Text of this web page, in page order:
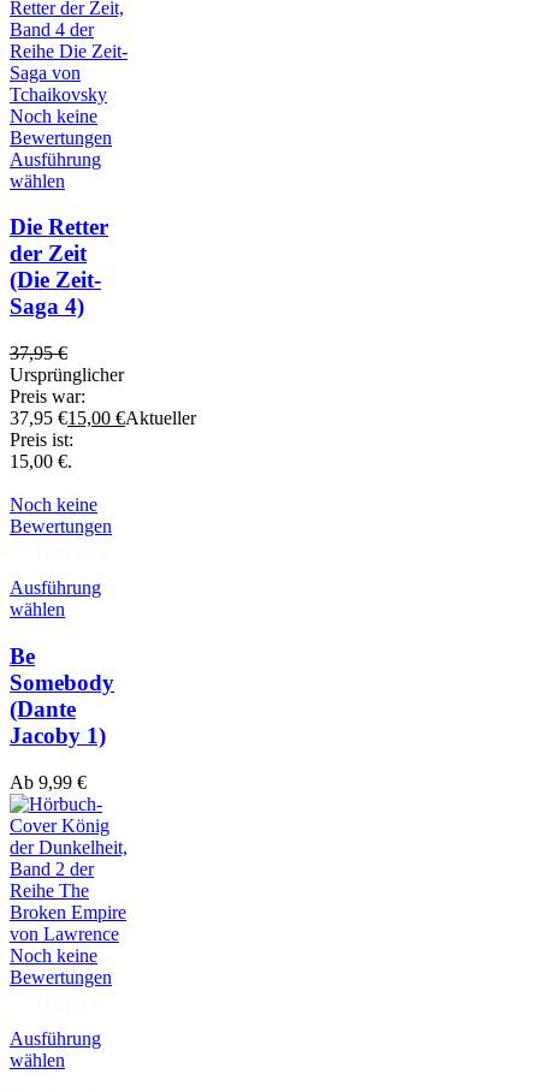
Noch keine
Bewertungen
Ausführung
wählen
Die Retter
der Zeit
(Die Zeit-
Saga 4)
37,95€
Ursprünglicher
Preis war:
37,95 €15,00 €Aktueller
Preis ist:
15,00 €.
Noch keine
Bewertungen
Ausführung
wählen
Be
Somebody
(Dante
Jacoby 1)
Ab 9,99 €
Noch keine
Bewertungen
Ausführung
wählen